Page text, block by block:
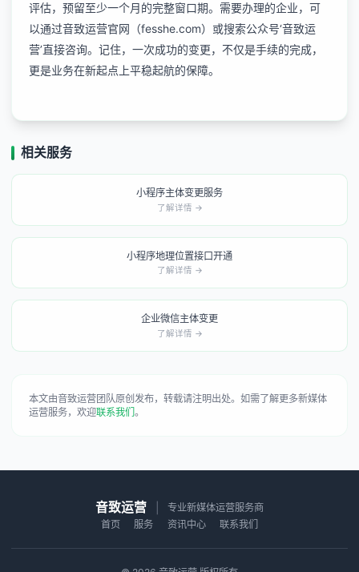
评估，预留至少一个月的完整窗口期。需要办理的企业，可
以通过音致运营官网（fesshe.com）或搜索公众号‘音致运
营’直接咨询。记住，一次成功的变更，不仅是手续的完成，
更是业务在新起点上平稳起航的保障。
相关服务
小程序主体变更服务
了解详情 →
小程序地理位置接口开通
了解详情 →
企业微信主体变更
了解详情 →
本文由音致运营团队原创发布，转载请注明出处。如需了解更多新媒体
运营服务，欢迎联系我们。
音致运营
专业新媒体运营服务商
首页
服务 资讯中心 联系我们